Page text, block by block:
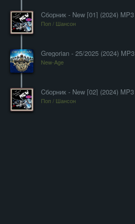
Cборник - New [01] (2024)
Поп / Шансон
Gregorian - 25/2025 (2024) MP3
New-Age
Cборник - New [02] (2024)
Поп / Шансон